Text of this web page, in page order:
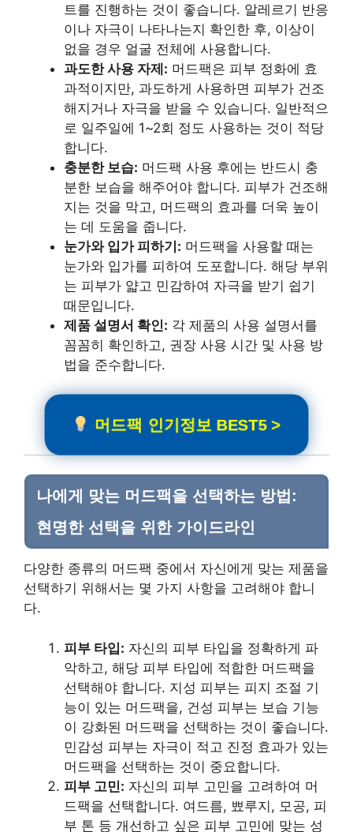
트를 진행하는 것이 좋습니다. 알레르기 반응
이나 자극이 나타나는지 확인한 후, 이상이
없을 경우 얼굴 전체에 사용합니다.
과도한 사용 자제: 머드팩은 피부 정화에 효
과적이지만, 과도하게 사용하면 피부가 건조
해지거나 자극을 받을 수 있습니다. 일반적으
로 일주일에 1~2회 정도 사용하는 것이 적당
합니다.
충분한 보습: 머드팩 사용 후에는 반드시 충
분한 보습을 해주어야 합니다. 피부가 건조해
지는 것을 막고, 머드팩의 효과를 더욱 높이
는 데 도움을 줍니다.
눈가와 입가 피하기: 머드팩을 사용할 때는
눈가와 입가를 피하여 도포합니다. 해당 부위
는 피부가 얇고 민감하여 자극을 받기 쉽기
때문입니다.
제품 설명서 확인: 각 제품의 사용 설명서를
꼼꼼히 확인하고, 권장 사용 시간 및 사용 방
법을 준수합니다.
머드팩 인기정보 BEST5 >
나에게 맞는 머드팩을 선택하는 방법:
현명한 선택을 위한 가이드라인
다양한 종류의 머드팩 중에서 자신에게 맞는 제품을
선택하기 위해서는 몇 가지 사항을 고려해야 합니
다.
피부 타입: 자신의 피부 타입을 정확하게 파
악하고, 해당 피부 타입에 적합한 머드팩을
선택해야 합니다. 지성 피부는 피지 조절 기
능이 있는 머드팩을, 건성 피부는 보습 기능
이 강화된 머드팩을 선택하는 것이 좋습니다.
민감성 피부는 자극이 적고 진정 효과가 있는
머드팩을 선택하는 것이 중요합니다.
피부 고민: 자신의 피부 고민을 고려하여 머
드팩을 선택합니다. 여드름, 뾰루지, 모공, 피
부 톤 등 개선하고 싶은 피부 고민에 맞는 성